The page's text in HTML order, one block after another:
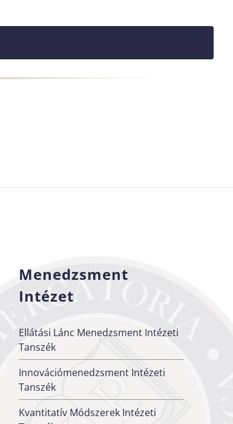
Menedzsment
Intézet
Ellátási Lánc Menedzsment Intézeti
Tanszék
Innovációmenedzsment Intézeti
Tanszék
Kvantitatív Módszerek Intézeti